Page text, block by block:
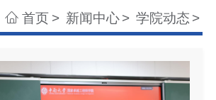
首页 > 新闻中心 > 学院动态 >